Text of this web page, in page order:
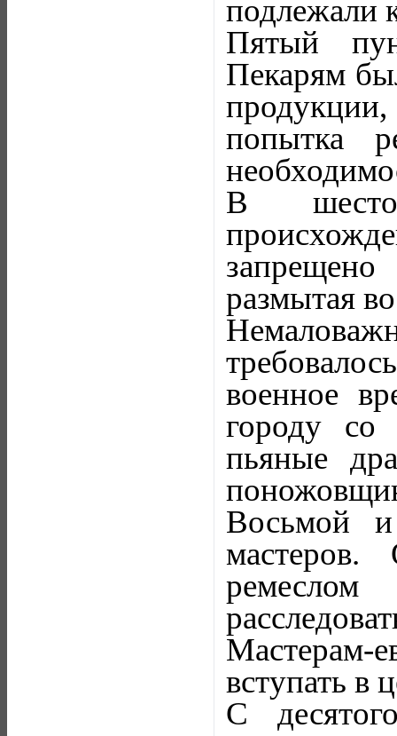
подлежали
Пятый
Пекарям
попытка
В
размытая
военное
городу со
пьяные
Восьмой
мастеров.
Мастерам-
вступать в
С